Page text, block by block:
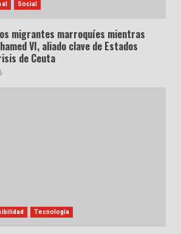
Social
migrantes marroquíes mientras
VI, aliado clave de Estados
de Ceuta
Tecnología